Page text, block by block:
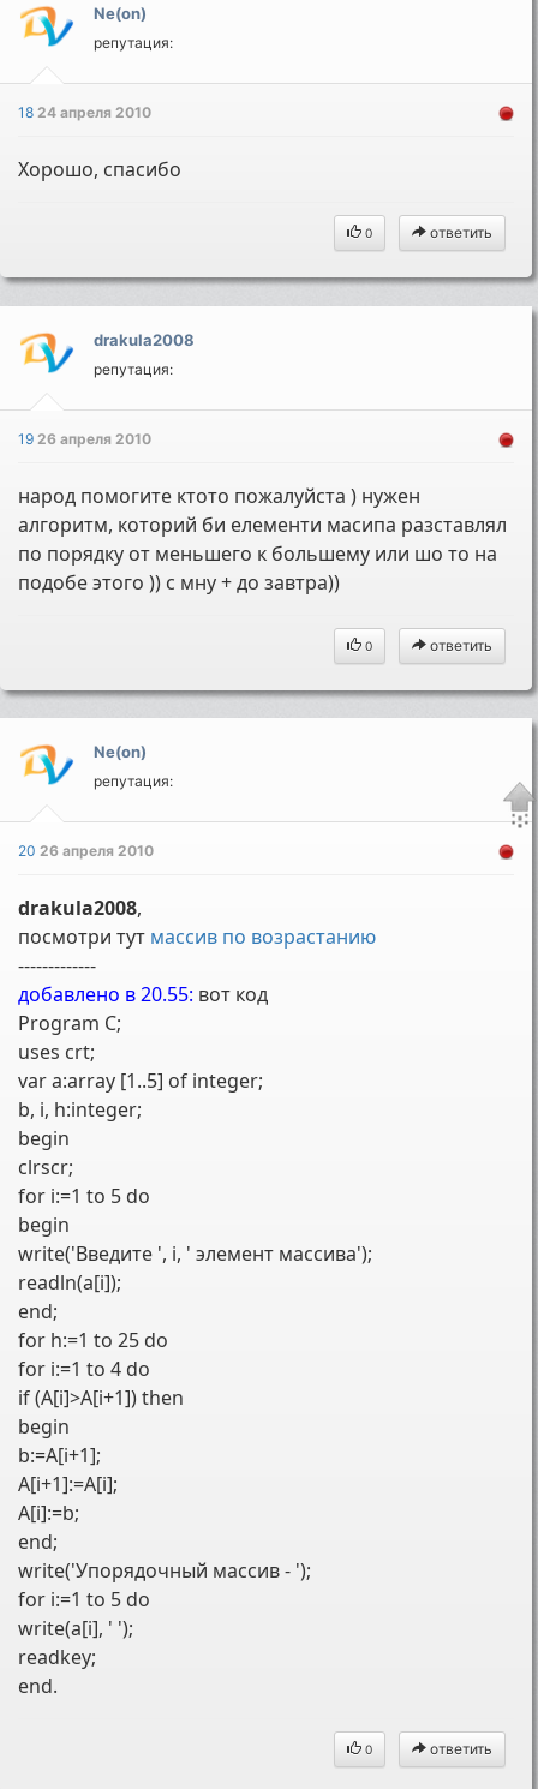
Ne(on)
репутация:
1824 апреля 2010
Хорошо, спасибо
0 ответить
drakula2008
репутация:
1926 апреля 2010
народ помогите ктото пожалуйста ) нужен
алгоритм, которий би елементи масипа разставлял
по порядку от меньшего к большему или шо то на
подобе этого )) с мну + до завтра))
0 ответить
Ne(on)
репутация:
2026 апреля 2010
drakula2008,
посмотри тут массив по возрастанию
-------------
добавлено в 20.55: вот код
Program C;
uses crt;
var a:array [1..5] of integer;
b, i, h:integer;
begin
clrscr;
for i:=1 to 5 do
begin
write('Введите ', i, ' элемент массива');
readln(a[i]);
end;
for h:=1 to 25 do
for i:=1 to 4 do
if (A[i]>A[i+1]) then
begin
b:=A[i+1];
A[i+1]:=A[i];
A[i]:=b;
end;
write('Упорядочный массив - ');
for i:=1 to 5 do
write(a[i], ' ');
readkey;
end.
0 ответить